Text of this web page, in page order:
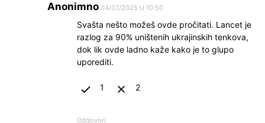
Anonimno 04/07/2025 U 10:50
Svašta nešto možeš ovde pročitati. Lancet je
razlog za 90% uništenih ukrajinskih tenkova,
dok lik ovde ladno kaže kako je to glupo
uporediti.
1 2
Odgovori